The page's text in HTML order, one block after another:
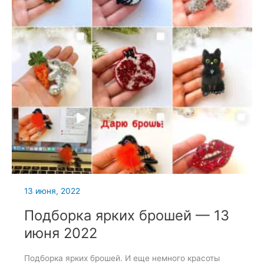
13 июня, 2022
Подборка ярких брошей — 13
июня 2022
Подборка ярких брошей. И еще немного красоты